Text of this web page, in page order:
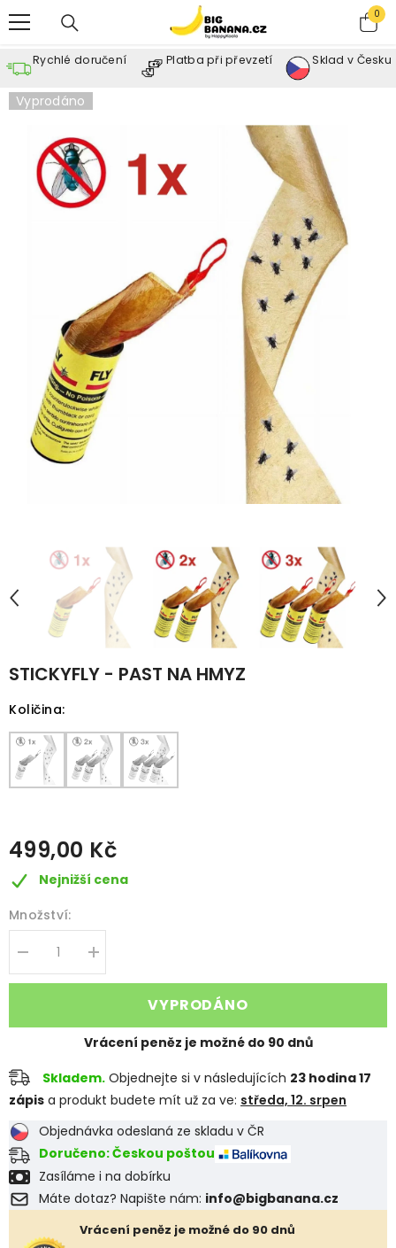
0
0
Rychlé doručení Platba při převzetí Sklad v Česku
Vyprodáno
STICKYFLY - PAST NA HMYZ
Količina:
499,00 Kč
Nejnižší cena
Množství:
Decrease
quantity
for
PAST
Increase
quantity
for
STICKYFLY
PAST
NA
HMYZ
VYPRODÁNO
Vrácení peněz je možné do 90 dnů
Skladem. Objednejte si v následujících 23 hodina17
zápis a produkt budete mít už za ve: středa, 12. srpen
Objednávka odeslaná ze skladu v ČR
Doručeno: Českou poštou
Zasíláme i na dobírku
Máte dotaz? Napište nám: info@bigbanana.cz
Vrácení peněz je možné do 90 dnů